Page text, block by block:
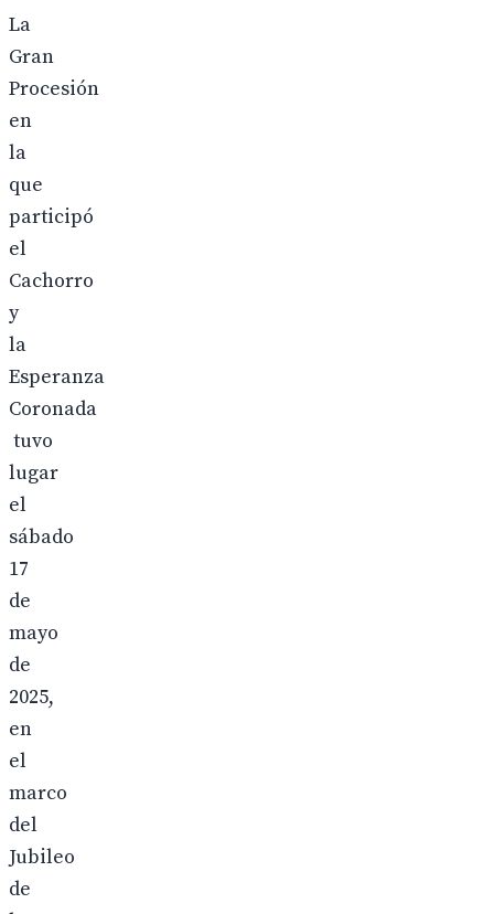
La
Gran
Procesión
en
la
que
participó
el
Cachorro
y
la
Esperanza
Coronada
tuvo
lugar
el
sábado
17
de
mayo
de
2025,
en
el
marco
del
Jubileo
de